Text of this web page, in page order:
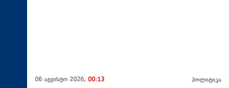
06 აგვისტო 2026, 00:13 პოლიტიკა